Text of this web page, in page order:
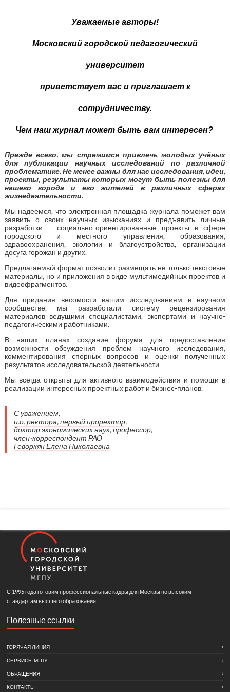
Уважаемые авторы!
Московский городской педагогический
университет
приветствует вас и приглашает к
сотрудничеству.
Чем наш журнал может быть вам интересен?
Прежде всего, мы стремимся привлечь молодых учёных
для публикации научных исследований по различной
проблематике.Не менее важны для нас исследования, идеи,
проекты, результаты которых могут быть полезны для
нашего города и его жителей в различных сферах
жизнедеятельности.
Мы надеемся, что электронная площадка журнала поможет вам
заявить о своих научных изысканиях и предъявить личные
разработки – социально-ориентированные проекты в сфере
городского и местного управления, образования,
здравоохранения, экологии и благоустройства, организации
досуга горожан и других.
Предлагаемый формат позволит размещать не только текстовые
материалы, но и приложения в виде мультимедийных проектов и
видеофрагментов.
Для придания весомости вашим исследованиям в научном
сообществе, мы разработали систему рецензирования
материалов ведущими специалистами, экспертами и научно-
педагогическими работниками.
В наших планах создание форума для предоставления
возможности обсуждения проблем научного исследования,
комментирования спорных вопросов и оценки полученных
результатов исследовательской деятельности.
Мы всегда открыты для активного взаимодействия и помощи в
реализации интересных проектных работ и бизнес-планов.
С уважением,
и.о. ректора, первый проректор,
доктор экономических наук, профессор,
член-корреспондент РАО
Геворкян Елена Николаевна
С 1995 года готовим профессиональные кадры для Москвы по высоким
стандартам высшего образования.
Полезные ссылки
ГОРЯЧАЯ ЛИНИЯ
СЕРВИСЫ МГПУ
ОБРАЩЕНИЯ
КОНТАКТЫ